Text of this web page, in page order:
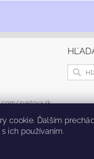
svetova.sk
cookie. Ďalším
ich používaním.